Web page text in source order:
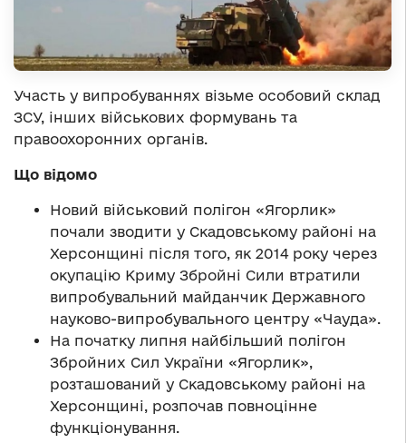
Участь у випробуваннях візьме особовий склад
ЗСУ, інших військових формувань та
правоохоронних органів.
Що відомо
Новий військовий полігон «Ягорлик»
почали зводити у Скадовському районі на
Херсонщині після того, як 2014 року через
окупацію Криму Збройні Сили втратили
випробувальний майданчик Державного
науково-випробувального центру «Чауда».
На початку липня найбільший полігон
Збройних Сил України «Ягорлик»,
розташований у Скадовському районі на
Херсонщині, розпочав повноцінне
функціонування.